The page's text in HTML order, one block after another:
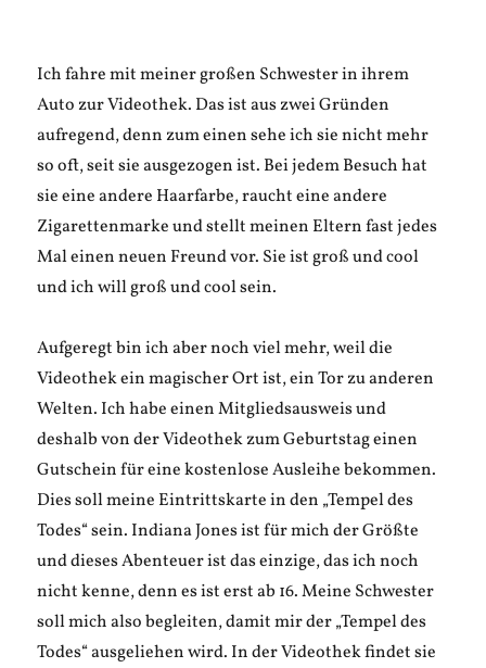
Ich fahre mit meiner großen Schwester in ihrem
Auto zur Videothek. Das ist aus zwei Gründen
aufregend, denn zum einen sehe ich sie nicht mehr
so oft, seit sie ausgezogen ist. Bei jedem Besuch hat
sie eine andere Haarfarbe, raucht eine andere
Zigarettenmarke und stellt meinen Eltern fast jedes
Mal einen neuen Freund vor. Sie ist groß und cool
und ich will groß und cool sein.
Aufgeregt bin ich aber noch viel mehr, weil die
Videothek ein magischer Ort ist, ein Tor zu anderen
Welten. Ich habe einen Mitgliedsausweis und
deshalb von der Videothek zum Geburtstag einen
Gutschein für eine kostenlose Ausleihe bekommen.
Dies soll meine Eintrittskarte in den „Tempel des
Todes“ sein. Indiana Jones ist für mich der Größte
und dieses Abenteuer ist das einzige, das ich noch
nicht kenne, denn es ist erst ab 16. Meine Schwester
soll mich also begleiten, damit mir der „Tempel des
Todes“ ausgeliehen wird. In der Videothek findet sie